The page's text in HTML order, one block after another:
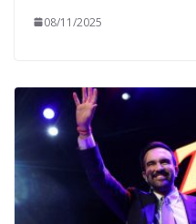
08/11/2025